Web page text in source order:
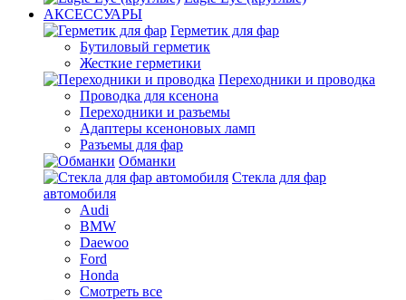
АКСЕССУАРЫ
Герметик для фар
Бутиловый герметик
Жесткие герметики
Переходники и проводка
Проводка для ксенона
Переходники и разъемы
Адаптеры ксеноновых ламп
Разъемы для фар
Обманки
Стекла для фар
автомобиля
Audi
BMW
Daewoo
Ford
Honda
Смотреть все